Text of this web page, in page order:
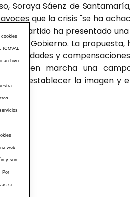
Soraya Sáenz de
que la crisis "se ha
su partido ha presentado
del Gobierno. La
y
poner en marcha una
para restablecer la imagen y
cookies
ICOVAL
archivo
web
y son
Por
si